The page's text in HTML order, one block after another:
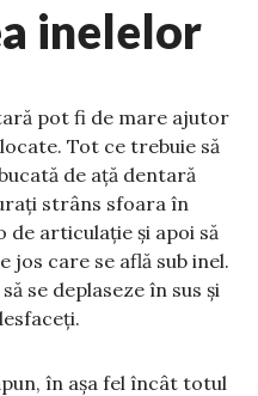
inelelor
pot fi de mare ajutor
Tot ce trebuie să
de ață dentară
strâns sfoara în
de articulație și apoi să
jos care se află sub inel.
se deplaseze în sus și
în așa fel încât totul